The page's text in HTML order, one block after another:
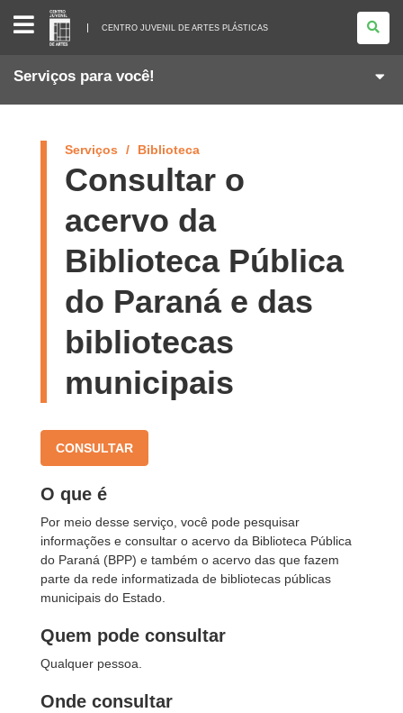
CENTRO
JUVENIL
DE
CENTRO JUVENIL DE ARTES PLÁSTICAS
Serviços para você!
Serviços Biblioteca
Consultar o
acervo da
Biblioteca Pública
do Paraná e das
bibliotecas
municipais
CONSULTAR
O que é
Por meio desse serviço, você pode pesquisar
informações e consultar o acervo da Biblioteca Pública
do Paraná (BPP) e também o acervo das que fazem
parte da rede informatizada de bibliotecas públicas
municipais do Estado.
Quem pode consultar
Qualquer pessoa.
Onde consultar